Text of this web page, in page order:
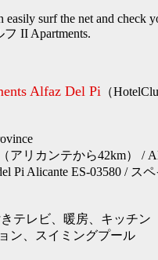
easily surf the net and
フ II Apartments.
Alfaz Del Pi （
アリカンテから42km） /
del Pi Alicante ES-03580
テレビ、暖房、キッチン
ン、スイミングプール